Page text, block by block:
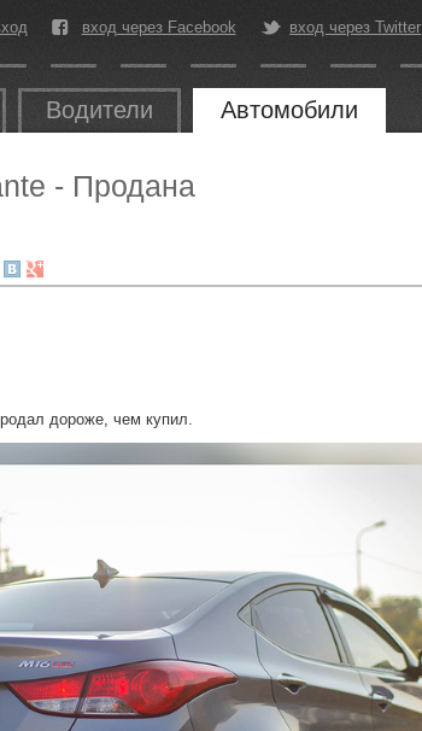
вход через Facebook вход через Twitter
Водители Автомобили
- Продана
дороже, чем купил.